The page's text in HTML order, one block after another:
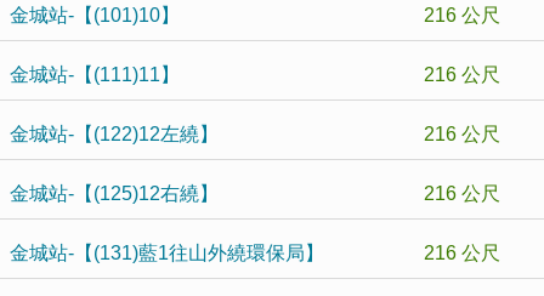
金城站-【(101)10】 216 公尺
金城站-【(111)11】 216 公尺
金城站-【(122)12左繞】 216 公尺
金城站-【(125)12右繞】 216 公尺
金城站-【(131)藍1往山外繞環保局】 216 公尺